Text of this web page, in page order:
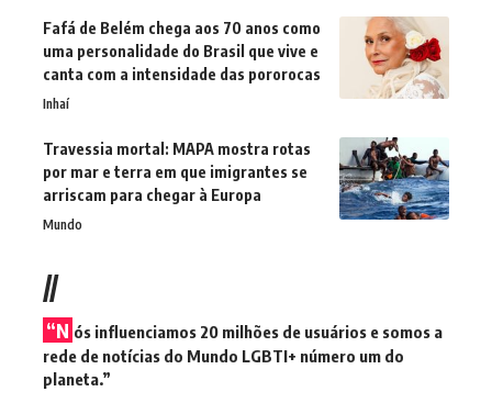
Fafá de Belém chega aos 70 anos como
uma personalidade do Brasil que vive e
canta com a intensidade das pororocas
Inhaí
Travessia mortal: MAPA mostra rotas
por mar e terra em que imigrantes se
arriscam para chegar à Europa
Mundo
//
“N ós influenciamos 20 milhões de usuários e somos a
rede de notícias do Mundo LGBTI+ número um do
planeta.”